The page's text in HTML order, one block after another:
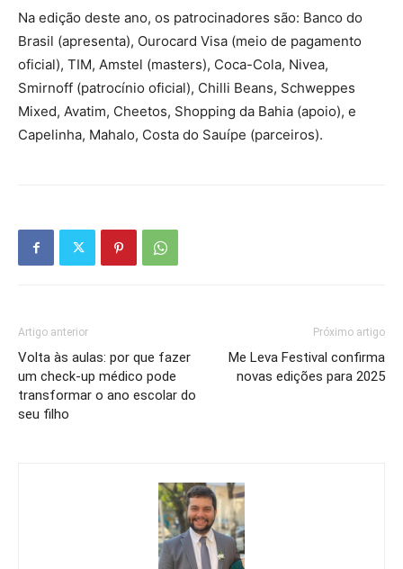
Na edição deste ano, os patrocinadores são: Banco do
Brasil (apresenta), Ourocard Visa (meio de pagamento
oficial), TIM, Amstel (masters), Coca-Cola, Nivea,
Smirnoff (patrocínio oficial), Chilli Beans, Schweppes
Mixed, Avatim, Cheetos, Shopping da Bahia (apoio), e
Capelinha, Mahalo, Costa do Sauípe (parceiros).
Artigo anterior
Volta às aulas: por que fazer
um check-up médico pode
transformar o ano escolar do
seu filho
Próximo artigo
Me Leva Festival confirma
novas edições para 2025